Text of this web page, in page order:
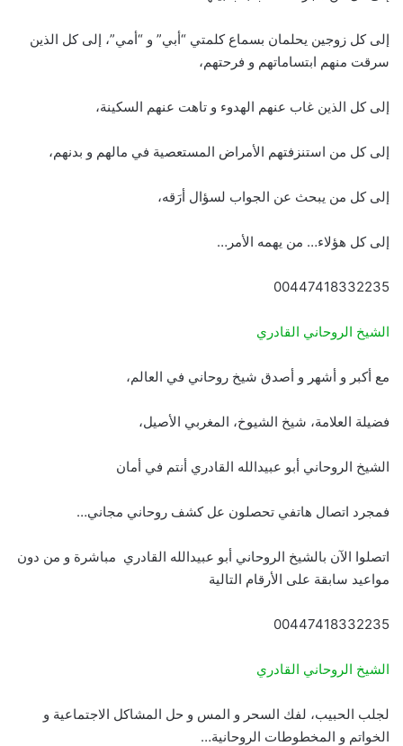
إلى كل زوجين يحلمان بسماع كلمتي “أبي” و “أمي”، إلى كل الذين
سرقت منهم ابتساماتهم و فرحتهم،
إلى كل الذين غاب عنهم الهدوء و تاهت عنهم السكينة،
إلى كل من استنزفتهم الأمراض المستعصية في مالهم و بدنهم،
إلى كل من يبحث عن الجواب لسؤال أرَقه،
إلى كل هؤلاء… من يهمه الأمر…
00447418332235
الشيخ الروحاني القادري
مع أكبر و أشهر و أصدق شيخ روحاني في العالم،
فضيلة العلامة، شيخ الشيوخ، المغربي الأصيل،
الشيخ الروحاني أبو عبيدالله القادري أنتم في أمان
فمجرد اتصال هاتفي تحصلون عل كشف روحاني مجاني…
اتصلوا الآن بالشيخ الروحاني أبو عبيدالله القادري مباشرة و من دون
مواعيد سابقة على الأرقام التالية
00447418332235
الشيخ الروحاني القادري
لجلب الحبيب، لفك السحر و المس و حل المشاكل الاجتماعية و
الخواتم و المخطوطات الروحانية…